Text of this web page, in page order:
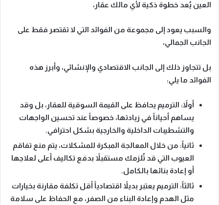
العين يُعد خطوة ذكية لأي مالك عقار،
والسبب يعود إلى مجموعة من الفوائد التي لا تقتصر فقط على
الجانب الجمالي،
بل تتجاوز ذلك إلى الجانب الاقتصادي والإنشائي، وأبرز هذه
الفوائد ما يلي:
أولاً: الترميم يحافظ على القيمة السوقية للعقار ، بل وقد
يساهم أحياناً في زيادتها، خصوصاً عند تحسين الواجهات
والتشطيبات الداخلية والخارجية بشكل احترافي.
ثانياً: من خلال المعالجة المبكرة للمشكلات، يتم منع تفاقم
العيوب التي قد تُلزمك مستقبلاً بدفع تكاليف أعلى لعلاجها
أو إعادة بنائها بالكامل.
ثالثاً: الترميم يعتبر بديلاً اقتصادياً أقل تكلفة مقارنة بخيارات
مثل الهدم وإعادة البناء من الصفر، مع الحفاظ على سلامة